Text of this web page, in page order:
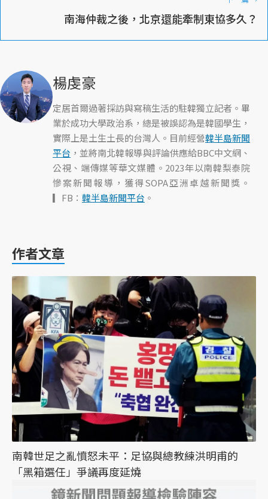
南海仲裁之後，北京還能牽制東協多久？
楊虔豪
定居首爾過著採訪與寫稿生活的駐韓獨立記者。畢
業於成功大學政治系，總是被誤認為是韓國學生，
實際上是土生土長的台灣人。目前經營韓半島新聞
平台 ，並將南北韓報導與評論供應給BBC中文網、
公視、端傳媒等華文媒體。2023年以南韓梨泰院
慘案新聞報導，獲得SOPA亞洲卓越新聞獎。
▎FB： 韓半島新聞平台 。
作者文章
南韓世足之亂憤怒未平：足協與總教練洪明甫的
「黑箱選任」爭議再度延燒